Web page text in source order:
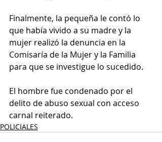
Finalmente, la pequeña le contó lo
que había vivido a su madre y la
mujer realizó la denuncia en la
Comisaría de la Mujer y la Familia
para que se investigue lo sucedido.
El hombre fue condenado por el
delito de abuso sexual con acceso
carnal reiterado.
POLICIALES